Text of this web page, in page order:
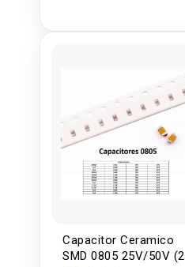
Capacitor Ceramico
SMD 0805 25V/50V (2